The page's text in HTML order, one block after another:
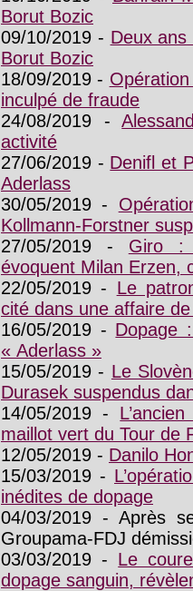
Borut Bozic
09/10/2019 - Deux
Borut Bozic
18/09/2019 -
inculpé de fraude
24/08/2019 -
activité
27/06/2019 - Denifl et
Aderlass
30/05/2019 -
Kollmann-Forstner
27/05/2019 - Giro :
évoquent Milan Erzen,
22/05/2019 - Le
cité dans une affaire
16/05/2019 - Dopage
« Aderlass »
15/05/2019 - Le
Durasek suspendus
14/05/2019 -
maillot vert du Tour de
12/05/2019 - Danilo
15/03/2019 -
inédites de dopage
04/03/2019 - Après
Groupama-FDJ
03/03/2019 - Le
dopage sanguin,